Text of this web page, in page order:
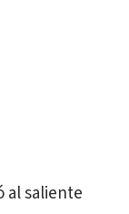
al saliente